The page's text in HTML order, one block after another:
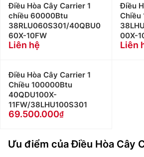
Điều Hòa Cây Carrier 1
chiều 60000Btu
38RLU060S301/40QBU0
60X-10FW
Liên hệ
Điều
Chiều
00X-
Liên
Điều Hòa Cây Carrier 1
Chiều 100000Btu
40QDU100X-
11FW/38LHU100S301
69.500.000
Ưu điểm củaĐiều Hòa Cây